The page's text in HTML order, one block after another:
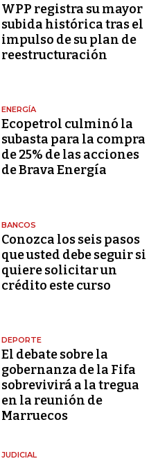
WPP registra su mayor
subida histórica tras el
impulso de su plan de
reestructuración
ENERGÍA
Ecopetrol culminó la
subasta para la compra
de 25% de las acciones
de Brava Energía
BANCOS
Conozca los seis pasos
que usted debe seguir si
quiere solicitar un
crédito este curso
DEPORTE
El debate sobre la
gobernanza de la Fifa
sobrevivirá a la tregua
en la reunión de
Marruecos
JUDICIAL